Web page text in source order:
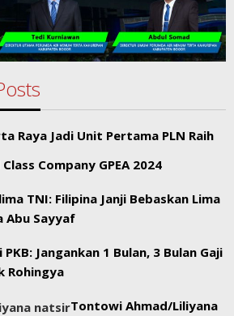
Raya Jadi Unit Pertama PLN Raih
Company GPEA 2024
TNI: Filipina Janji Bebaskan Lima
Abu Sayyaf
Jangankan 1 Bulan, 3 Bulan Gaji
Rohingya
Tontowi Ahmad/Liliyana